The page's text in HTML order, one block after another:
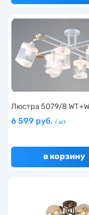
Люстра 5079/8
6 599 руб. / шт
в корзину